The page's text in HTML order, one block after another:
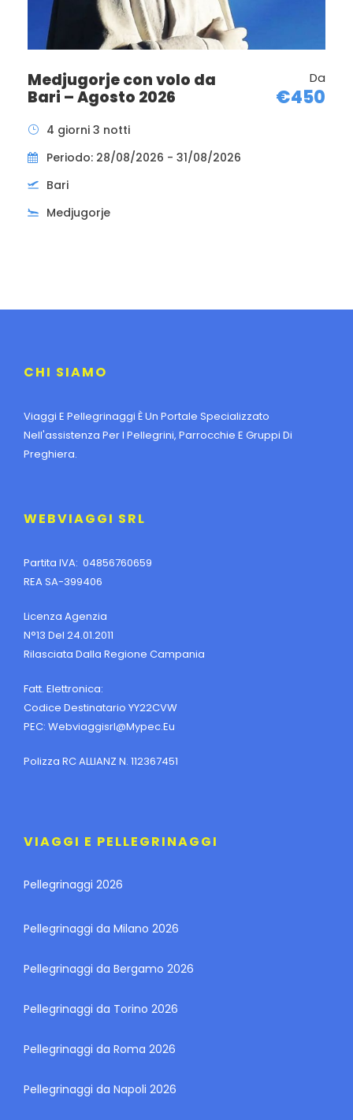
Medjugorje con volo da
Bari – Agosto 2026
Da
€450
4 giorni 3 notti
Periodo: 28/08/2026 - 31/08/2026
Bari
Medjugorje
CHI SIAMO
Viaggi E Pellegrinaggi È Un Portale Specializzato
Nell'assistenza Per I Pellegrini, Parrocchie E Gruppi Di
Preghiera.
WEBVIAGGI SRL
Partita IVA: 04856760659
REA SA-399406
Licenza Agenzia
N°13 Del 24.01.2011
Rilasciata Dalla Regione Campania
Fatt. Elettronica:
Codice Destinatario YY22CVW
PEC: Webviaggisrl@mypec.eu
Polizza RC ALLIANZ N. 112367451
VIAGGI E PELLEGRINAGGI
Pellegrinaggi 2026
Pellegrinaggi da Milano 2026
Pellegrinaggi da Bergamo 2026
Pellegrinaggi da Torino 2026
Pellegrinaggi da Roma 2026
Pellegrinaggi da Napoli 2026